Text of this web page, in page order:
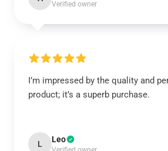
Verified owner
I’m impressed by the quality and
product; it’s a superb purchase.
L Leo